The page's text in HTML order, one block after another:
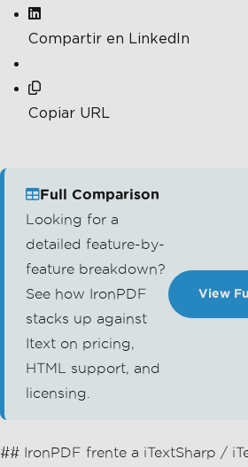
Compartir en LinkedIn
Copiar URL
Full Comparison
Looking for a
detailed feature-by-
feature breakdown?
See how IronPDF
stacks up against
Itext on pricing,
HTML support, and
licensing.
View
## IronPDF frente a iTextSharp /